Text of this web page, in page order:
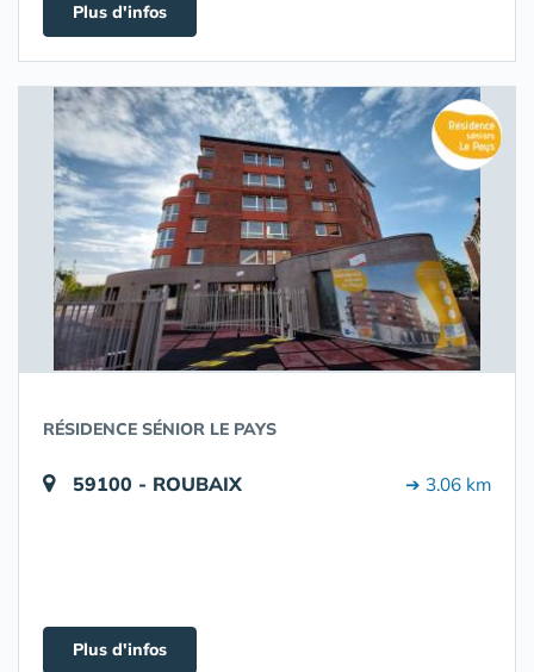
Plus d'infos
RÉSIDENCE SÉNIOR LE PAYS
59100 - ROUBAIX ➔ 3.06 km
Plus d'infos